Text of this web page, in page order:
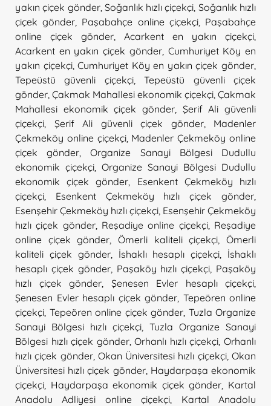
yakın çiçek gönder, Soğanlık hızlı çiçekçi Soğanlık hızlı
çiçek gönder Paşabahçe online çiçekçi, Paşabahçe
online çiçek gönder
Acarkent en yakın çiçekçi
Acarkent en yakın çiçek gönder, Cumhuriyet Köy en
yakın çiçekçi,Cumhuriyet Köy en yakın çiçek gönder
Tepeüstü güvenli çiçekçi,Tepeüstü güvenli çiçek
gönder Çakmak Mahallesi ekonomik çiçekçi Çakmak
Mahallesi ekonomik çiçek gönder
Şerif Ali güvenli
çiçekçi
Şerif Ali güvenli çiçek gönder, Madenler
Çekmeköy online çiçekçi, Madenler Çekmeköy online
çiçek gönder ,Organize Sanayi Bölgesi Dudullu
ekonomik çiçekçi Organize Sanayi Bölgesi Dudullu
ekonomik çiçek gönder
Esenkent Çekmeköy hızlı
çiçekçi
Esenkent Çekmeköy hızlı çiçek gönder
Esenşehir Çekmeköy hızlı çiçekçi Esenşehir Çekmeköy
hızlı çiçek gönder, Reşadiye online çiçekçi, Reşadiye
online çiçek gönder ,Ömerli kaliteli çiçekçi ,Ömerli
kaliteli çiçek gönder, İshaklı hesaplı çiçekçi
İshaklı
hesaplı çiçek gönder, Paşaköy hızlı çiçekçi Paşaköy
hızlı çiçek gönder
Şenesen Evler hesaplı çiçekçi
Şenesen Evler hesaplı çiçek gönder Tepeören online
çiçekçi Tepeören online çiçek gönder Tuzla Organize
Sanayi Bölgesi hızlı çiçekçi
Tuzla Organize Sanayi
Bölgesi hızlı çiçek gönder,Orhanlı hızlı çiçekçi ,Orhanlı
hızlı çiçek gönder, Okan Üniversitesi hızlı çiçekçi,Okan
Üniversitesi hızlı çiçek gönder, Haydarpaşa ekonomik
çiçekçi Haydarpaşa ekonomik çiçek gönder Kartal
Anadolu Adliyesi online çiçekçi
Kartal Anadolu